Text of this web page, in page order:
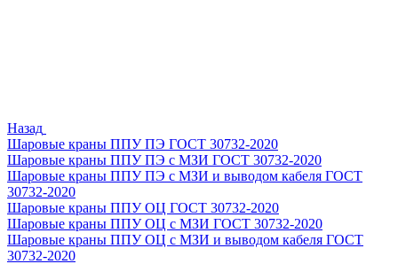
Назад
Шаровые краны ППУ ПЭ ГОСТ 30732-2020
Шаровые краны ППУ ПЭ с МЗИ ГОСТ 30732-2020
Шаровые краны ППУ ПЭ с МЗИ и выводом кабеля ГОСТ
30732-2020
Шаровые краны ППУ ОЦ ГОСТ 30732-2020
Шаровые краны ППУ ОЦ с МЗИ ГОСТ 30732-2020
Шаровые краны ППУ ОЦ с МЗИ и выводом кабеля ГОСТ
30732-2020